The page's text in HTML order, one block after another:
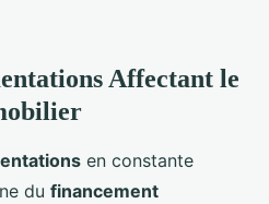
Affectant le
en constante
du financement